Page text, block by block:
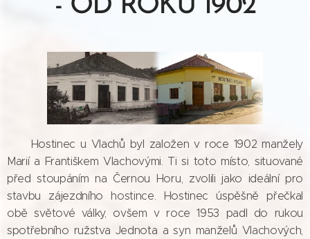
- OD ROKU 1902
Hostinec u Vlachů byl založen v roce 1902 manžely
Marií a Františkem Vlachovými. Ti si toto místo, situované
před stoupáním na Černou Horu, zvolili jako ideální pro
stavbu zájezdního hostince. Hostinec úspěšně přečkal
obě světové války, ovšem v roce 1953 padl do rukou
spotřebního ružstva Jednota a syn manželů Vlachových,